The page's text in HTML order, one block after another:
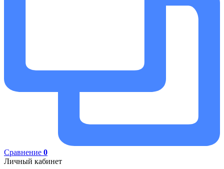
Сравнение 0
Личный кабинет